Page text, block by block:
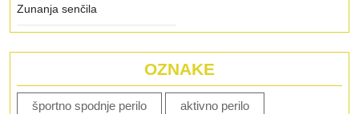
Zunanja senčila
OZNAKE
športno spodnje perilo aktivno perilo